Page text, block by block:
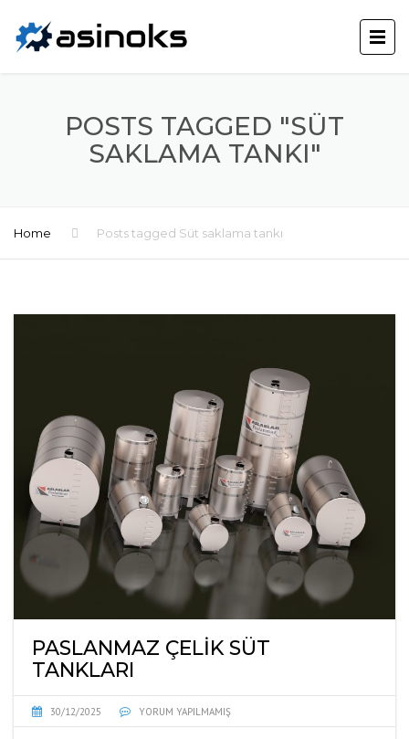
POSTS TAGGED "SÜT
SAKLAMA TANKI"
Home Posts tagged Süt saklama tankı
PASLANMAZ ÇELIK SÜT
TANKLARI
30/12/2025 YORUM YAPILMAMIŞ